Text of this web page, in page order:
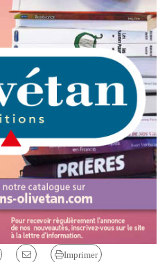
Imprimer